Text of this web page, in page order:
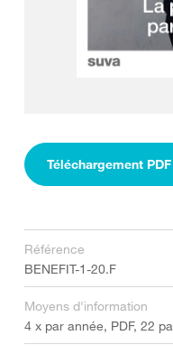
Téléchargement PDF
Référence
BENEFIT-1-20.F
Moyens d'information
4 x par année, PDF, 22